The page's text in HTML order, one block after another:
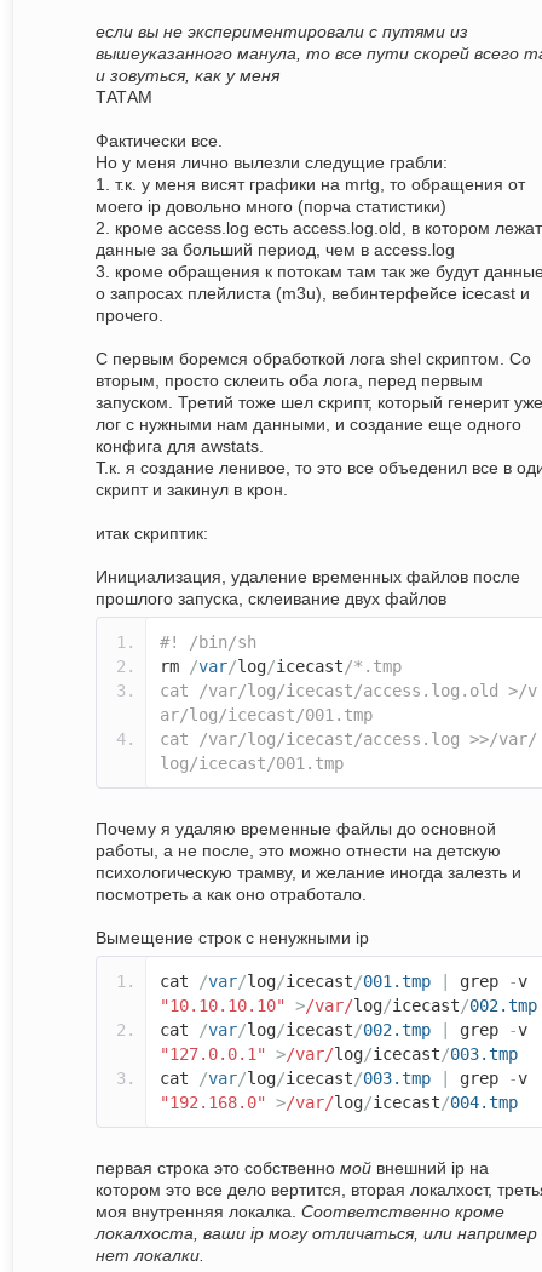
если вы не экспериментировали с путями из
вышеуказанного манула, то все пути скорей всего
и зовуться, как у меня
ТАТАМ
Фактически все.
Но у меня лично вылезли следущие грабли:
1. т.к. у меня висят графики на mrtg, то обращения от
моего ip довольно много (порча статистики)
2. кроме access.log есть access.log.old, в котором лежат
данные за больший период, чем в access.log
3. кроме обращения к потокам там так же будут
о запросах плейлиста (m3u), вебинтерфейсе icecast и
прочего.
С первым боремся обработкой лога shel скриптом. Со
вторым, просто склеить оба лога, перед первым
запуском. Третий тоже шел скрипт, который генерит уже
лог с нужными нам данными, и создание еще одного
конфига для awstats.
Т.к. я создание ленивое, то это все объеденил все в
скрипт и закинул в крон.
итак скриптик:
Инициализация, удаление временных файлов после
прошлого запуска, склеивание двух файлов
#! /bin/sh
rm
/var/log/icecast/*.tmp
cat /var/log/icecast/access.log.old >/v
ar/log/icecast/001.tmp
cat /var/log/icecast/access.log >>/var/
log/icecast/001.tmp
Почему я удаляю временные файлы до основной
работы, а не после, это можно отнести на детскую
психологическую трамву, и желание иногда залезть и
посмотреть а как оно отработало.
Вымещение строк с ненужными ip
cat /var/log/icecast/001.tmp grep -v
"10.10.10.10"
>/var/log/icecast/002.tmp
cat
/var/log/icecast/002.tmp grep -v
"127.0.0.1"
>/var/log/icecast/003.tmp
cat
/var/log/icecast/003.tmp grep -v
"192.168.0"
>/var/log/icecast/004.tmp
первая строка это собственно мой внешний ip на
котором это все дело вертится, вторая локалхост,
моя внутренняя локалка. Соответственно кроме
локалхоста, ваши ip могу отличаться, или например
нет локалки.